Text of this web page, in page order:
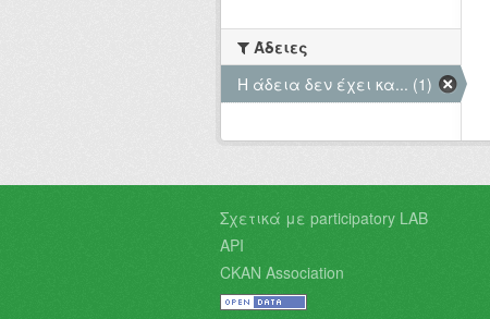
Άδειες
Η άδεια δεν έχει κα... (1)
Σχετικά με participatory LAB
API
CKAN Association